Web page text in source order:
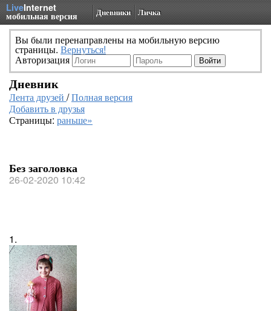
LiveInternet
мобильная версия Дневники Личка
Вы были перенаправлены на мобильную версию
страницы. Вернуться!
Авторизация
Дневник
Лента друзей /Полная версия
Добавить в друзья
Страницы: раньше»
Без заголовка
26-02-2020 10:42
1.